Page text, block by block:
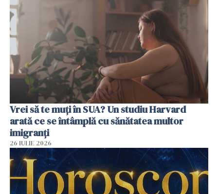
Vrei să te muți în SUA? Un studiu Harvard
arată ce se întâmplă cu sănătatea multor
imigranți
26 IULIE 2026